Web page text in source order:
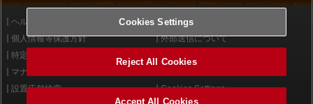
ヘルプ
利用規約
個人情報等保護方針
外部送信について
特定商取引法に基づく表示
マナー＆ルール
設置店舗検索
Cookies Settings
Cookies Settings
Reject All Cookies
Accept All Cookies